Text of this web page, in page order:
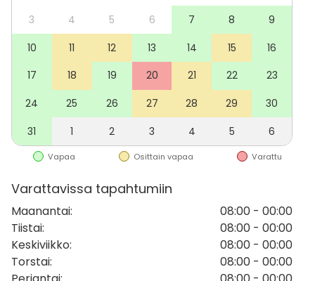
Tilavuokraan sisältyy:
85” näyttö ja äänentoisto
Kokoustekniikka (kamera, mikki, kaiuttimet), fläppi
Yht. 10 tuolipaikkaa + raheja ja istuintyynyjä
4 kpl työtasoja nojatuoleille
Kahvi ja tee
WIFI
Keittiö (mikro, jääkaappi, apk)
Oma WC
Tule kokemaan makeampi tapa kokoontua!
Voit järjestää meillä muun muassa:
3
4 5 6 7 8
9
10
11 12 13 14 15
16
17
18 19 20 21 22
23
24
25 26 27 28 29
30
31
1 2 3 4 5 6
Vapaa Osittain vapaa Varattu
Varattavissa tapahtumiin
Maanantai:
08:00 - 00:00
Tiistai:
08:00 - 00:00
Keskiviikko:
08:00 - 00:00
Torstai:
08:00 - 00:00